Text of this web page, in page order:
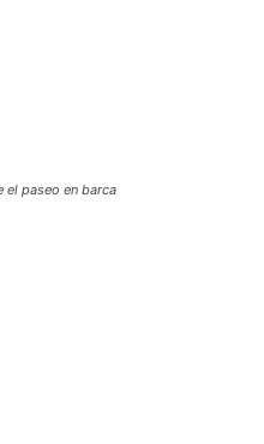
el paseo en barca